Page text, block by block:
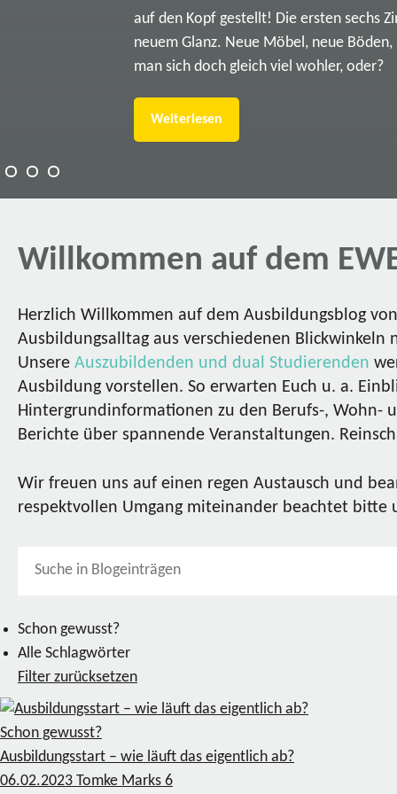
auf den Kopf gestellt! Die ersten sechs
neuem Glanz. Neue Möbel, neue
man sich doch gleich viel wohler, oder?
Weiterlesen
Willkommen auf dem
Herzlich Willkommen auf dem Ausbildungsblog
Ausbildungsalltag aus verschiedenen Blickwinkeln
Unsere Auszubildenden und dual Studierenden
Ausbildung vorstellen. So erwarten Euch u. a.
Hintergrundinformationen zu den Berufs-, Wohn-
Berichte über spannende Veranstaltungen.
Wir freuen uns auf einen regen Austausch und
respektvollen Umgang miteinander beachtet bitte
Schon gewusst?
Alle Schlagwörter
Filter zurücksetzen
Schon gewusst?
Ausbildungsstart – wie läuft das eigentlich ab?
06.02.2023 Tomke Marks 6